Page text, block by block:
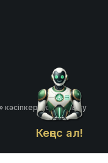
Кеңес ал!
кәсіпкерлікті дамыту